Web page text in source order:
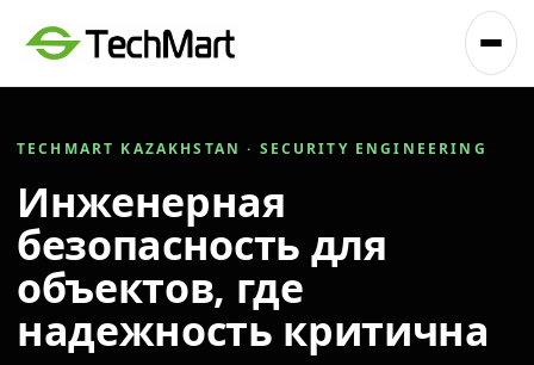
TECHMART KAZAKHSTAN · SECURITY ENGINEERING
Инженерная
безопасность для
объектов, где
надежность критична